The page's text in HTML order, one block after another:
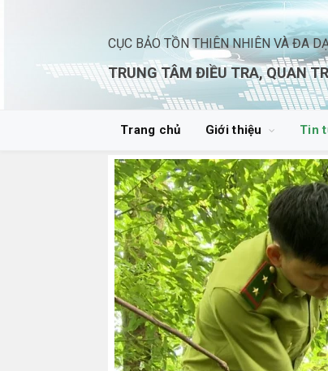
CỤC BẢO TỒN THIÊN NHIÊN VÀ ĐA
TRUNG TÂM ĐIỀU TRA, QUAN
Trang chủ Giới thiệu Tin